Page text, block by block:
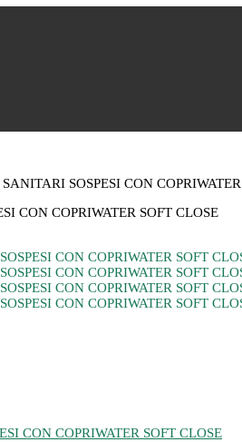
SOSPESI CON
CON COPRIWATER SOFT CLOSE